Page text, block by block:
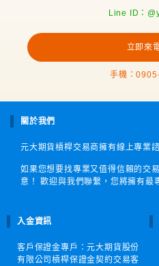
Line ID：
立即來
手機：
關於我們
元大期貨槓桿交易商擁有線上專業
如果您想要找專業又值得信賴的交
意！ 歡迎與我們聯繫，您將擁有最
入金資訊
客戶保證金專戶：元大期貨股份
有限公司槓桿保證金契約交易客